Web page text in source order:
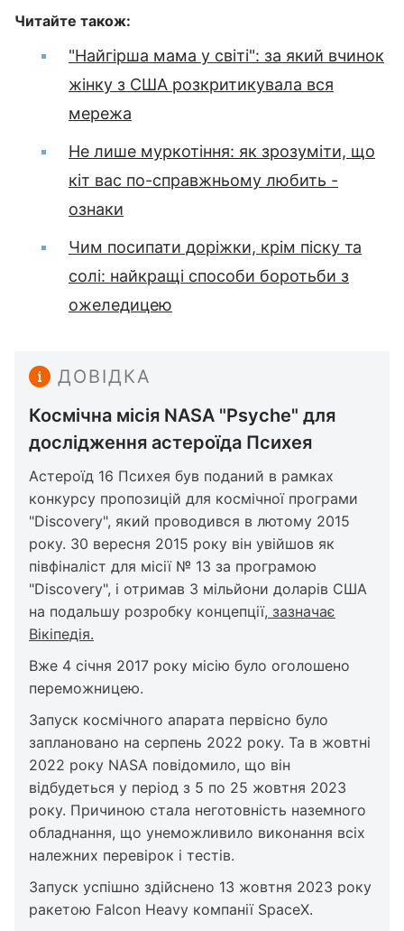
Читайте також:
"Найгірша мама у світі": за який вчинок
жінку з США розкритикувала вся
мережа
Не лише муркотіння: як зрозуміти, що
кіт вас по-справжньому любить -
ознаки
Чим посипати доріжки, крім піску та
солі: найкращі способи боротьби з
ожеледицею
ДОВІДКА
Космічна місія NASA "Psyche" для
дослідження астероїда Психея
Астероїд 16 Психея був поданий в рамках
конкурсу пропозицій для космічної програми
"Discovery", який проводився в лютому 2015
року. 30 вересня 2015 року він увійшов як
півфіналіст для місії № 13 за програмою
"Discovery", і отримав 3 мільйони доларів США
на подальшу розробку концепції, зазначає
Вікіпедія.
Вже 4 січня 2017 року місію було оголошено
переможницею.
Запуск космічного апарата первісно було
заплановано на серпень 2022 року. Та в жовтні
2022 року NASA повідомило, що він
відбудеться у період з 5 по 25 жовтня 2023
року. Причиною стала неготовність наземного
обладнання, що унеможливило виконання всіх
належних перевірок і тестів.
Запуск успішно здійснено 13 жовтня 2023 року
ракетою Falcon Heavy компанії SpaceX.